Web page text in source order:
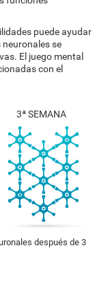
puede ayudar
se
El juego mental
con el
3ª SEMANA
después de 3